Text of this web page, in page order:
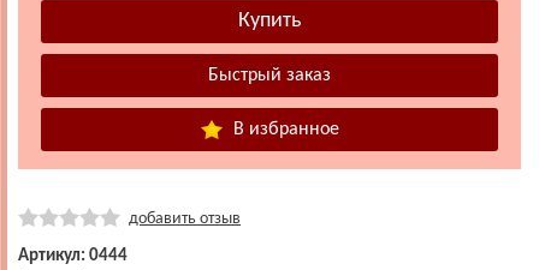
В избранное
добавить отзыв
Артикул: 0444